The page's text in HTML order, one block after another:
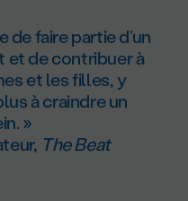
de faire partie d’un
et de contribuer à
et les filles, y
à craindre un
»
The Beat